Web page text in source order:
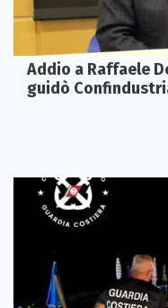
Addio a Raffaele
guidò